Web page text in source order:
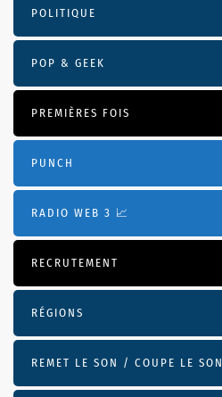
POLITIQUE
POP & GEEK
PREMIÈRES FOIS
PUNCH
RADIO WEB 3 📈
RECRUTEMENT
RÉGIONS
REMET LE SON / COUPE LE SON